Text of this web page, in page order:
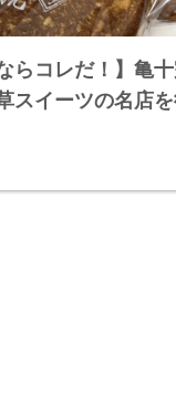
らコレだ！】亀
スイーツの名店